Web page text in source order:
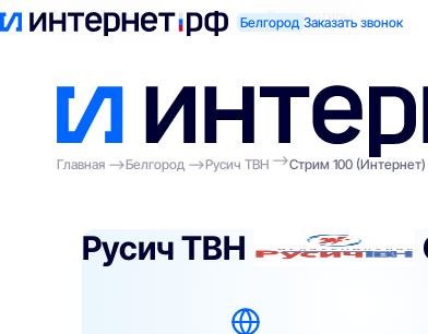
Белгород Заказать звонок
Поиск по адресу Для квартиры
Главная
Белгород Русич ТВН Стрим 100 (Интернет)
Русич ТВН